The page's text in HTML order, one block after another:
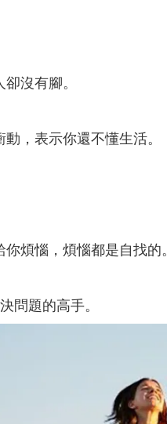
沒有腳。
，表示你還不懂生活。
煩惱，煩惱都是自找的。
問題的高手。